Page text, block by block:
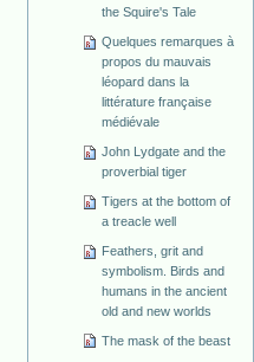
the Squire's Tale
Quelques remarques à
propos du mauvais
léopard dans la
littérature française
médiévale
John Lydgate and the
proverbial tiger
Tigers at the bottom of
a treacle well
Feathers, grit and
symbolism. Birds and
humans in the ancient
old and new worlds
The mask of the beast